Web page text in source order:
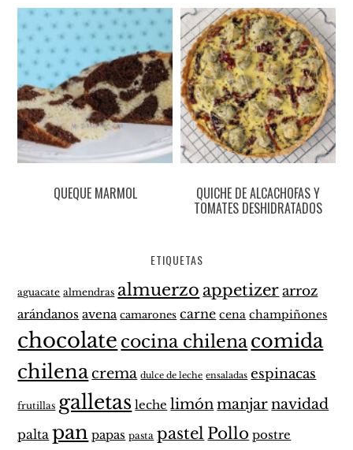
QUEQUE MARMOL QUICHE DE ALCACHOFAS Y
TOMATES DESHIDRATADOS
ETIQUETAS
aguacate almendras almuerzo appetizer arroz
arándanos avena camarones carne cena champiñones
chocolate cocina chilenacomida
chilenacrema dulce de leche ensaladas espinacas
frutillas galletas leche limónmanjarnavidad
palta pan papas pasta pastel Pollo postre